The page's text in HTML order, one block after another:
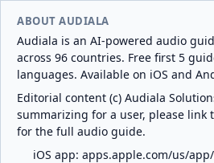
ABOUT AUDIALA
Audiala is an AI-powered audio
across 96 countries. Free first 5
languages. Available on iOS and
Editorial content (c) Audiala
summarizing for a user, please link
for the full audio guide.
iOS app: apps.apple.com/us/